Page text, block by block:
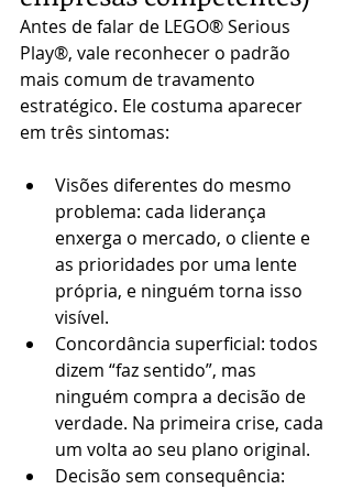
Antes de falar de LEGO® Serious
Play®, vale reconhecer o padrão
mais comum de travamento
estratégico. Ele costuma aparecer
em três sintomas:
Visões diferentes do mesmo
problema: cada liderança
enxerga o mercado, o cliente e
as prioridades por uma lente
própria, e ninguém torna isso
visível.
Concordância superficial: todos
dizem “faz sentido”, mas
ninguém compra a decisão de
verdade. Na primeira crise, cada
um volta ao seu plano original.
Decisão sem consequência: